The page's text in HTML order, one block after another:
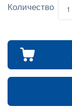
Количество